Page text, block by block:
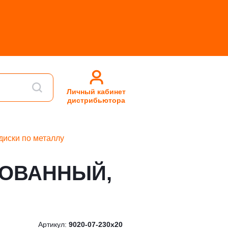
Личный кабинет
дистрибьютора
по металлу
Артикул: 9020-07-230x20